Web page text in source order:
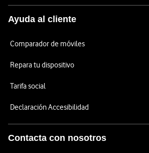
Ayuda al cliente
Comparador de móviles
Repara tu dispositivo
Tarifa social
Declaración Accesibilidad
Contacta con nosotros